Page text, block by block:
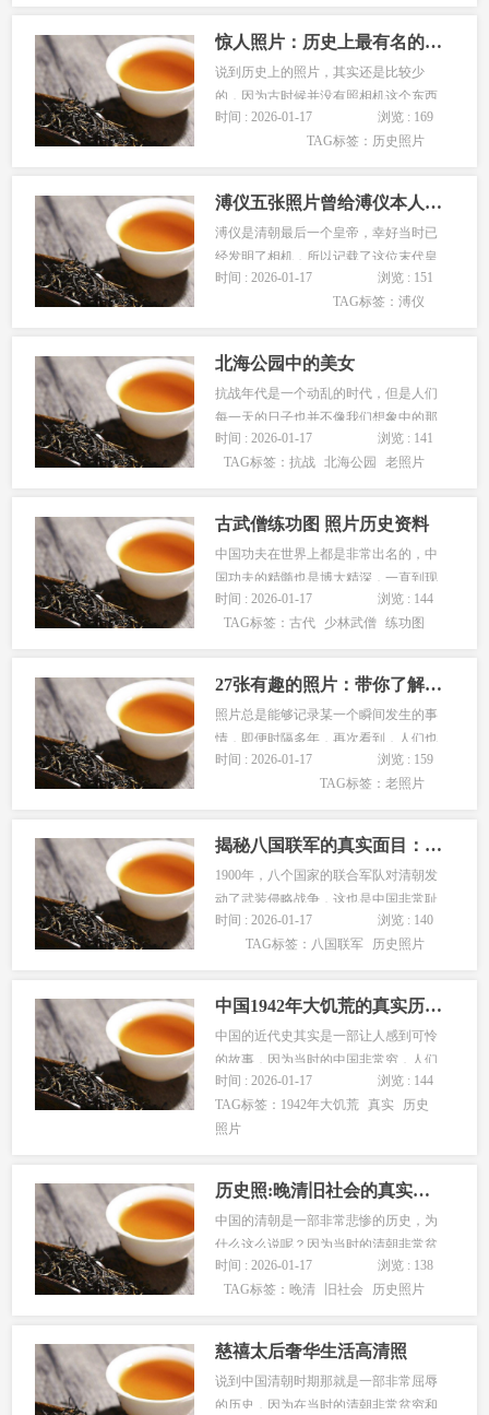
人想着变法，中国的晚晴有一系列的变
法，...
惊人照片：历史上最有名的人1
说到历史上的照片，其实还是比较少
的，因为古时候并没有照相机这个东西
了，所以只有近现代才有的，所以有些
照片还是非常的珍贵的，下面就给大家
感兴趣的可以看看！...
时间 : 2026-01-17
浏览 : 169
TAG标签： 历史照片
溥仪五张照片曾给溥仪本人补衣服
溥仪是清朝最后一个皇帝，幸好当时已
经发明了相机，所以记载了这位末代皇
帝最后的样子。溥仪的一生有很多污
点，但也是一位重要的人或者说历史的
贵的照片，可能很多人都还没有见过。
溥仪虽然之前贵为皇帝，但是等到了民
国之...
时间 : 2026-01-17
浏览 : 151
TAG标签：溥仪
北海公园中的美女
抗战年代是一个动乱的时代，但是人们
每一天的日子也并不像我们想象中的那
么惊心动魄生死攸关，总会有这样一些
时候，是战乱中难得的安宁祥和，是破
一组1938年拍摄的老照片，这组照片的
主角是那个年代的女性出游的照片，...
时间 : 2026-01-17
浏览 : 141
TAG标签：抗战 北海公园 老照片
古武僧练功图 照片历史资料
中国功夫在世界上都是非常出名的，中
国功夫的精髓也是博大精深，一直到现
在也是有很多的人在研究中国功夫的精
髓，看到一些武打片的小伙伴可能都是
常厉害了得。小编今天也是整理了一番
有关古代少林武僧的练功图，当小编看
到...
时间 : 2026-01-17
浏览 : 144
TAG标签：古代 少林武僧 练功图
27张有趣的照片：带你了解人类智慧与历史文化的变迁！
照片总是能够记录某一个瞬间发生的事
情，即便时隔多年，再次看到，人们也
能够想象出当时所发生的事情，或有趣
可笑，或温馨感人，或残酷不忍。今天
这些照片的年代都比较久远，一起来感
受一下那些自己从未经历过的事情
吧。...
时间 : 2026-01-17
浏览 : 159
TAG标签：老照片
揭秘八国联军的真实面目：历史真相大揭秘
1900年，八个国家的联合军队对清朝发
动了武装侵略战争，这也是中国非常耻
辱的一段历史时期。八国联军是由美
国、英国、法国、德国、俄国、日本、
侵华清朝战败签订了辛丑条约，辛丑条
约是中国近代史上赔款数目最大，丧
失...
时间 : 2026-01-17
浏览 : 140
TAG标签： 八国联军 历史照片
中国1942年大饥荒的真实历史照片
中国的近代史其实是一部让人感到可怜
的故事，因为当时的中国非常穷，人们
过着饥寒交迫的生活，在那个年代能够
吃饱就是一件非常幸福的事情，更别谈
吃好。1942年的大饥荒肯定有很多人都
时的农民颗粒无收，没有了粮食就没...
时间 : 2026-01-17
浏览 : 144
TAG标签： 1942年大饥荒 真实
历史
照片
历史照:晚清旧社会的真实面貌
中国的清朝是一部非常悲惨的历史，为
什么这么说呢？因为当时的清朝非常贫
穷，清政府欠了很多国家的钱，老百姓
也是过着流离失所的生活，吃不饱穿不
英国记者手中拍摄出的中国历史上清朝
的照片，下面，我们就一起来看看历史
上...
时间 : 2026-01-17
浏览 : 138
TAG标签： 晚清 旧社会 历史照片
慈禧太后奢华生活高清照
说到中国清朝时期那就是一部非常屈辱
的历史，因为在当时的清朝非常贫穷和